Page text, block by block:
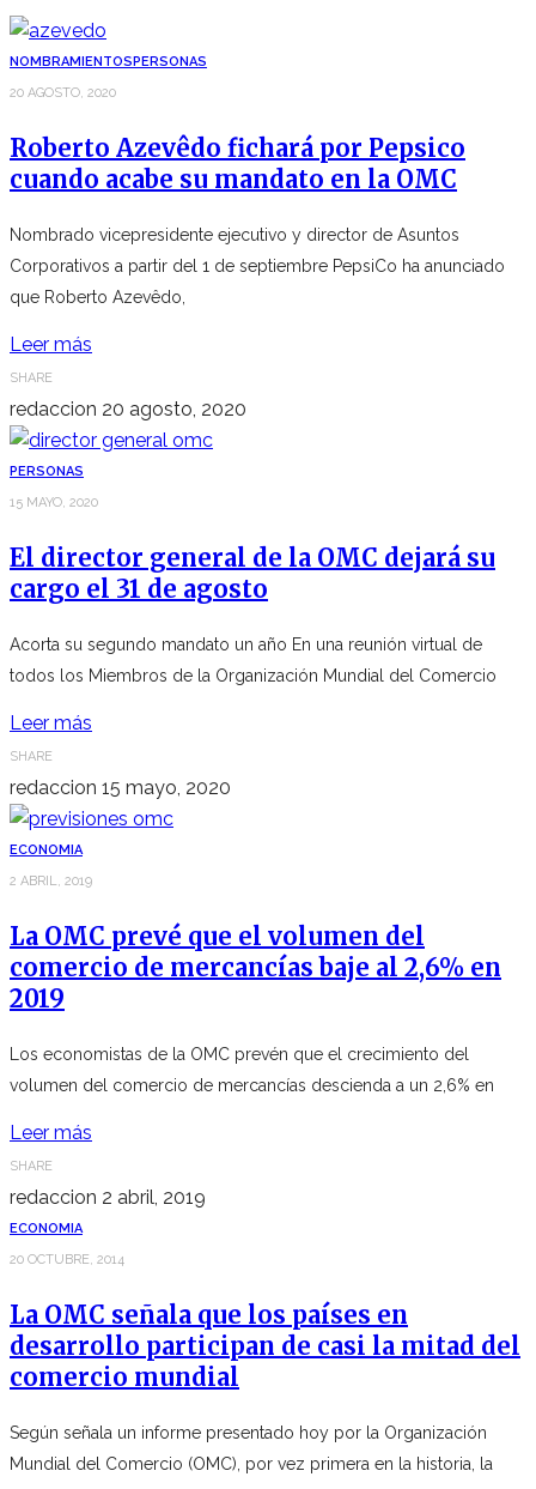
NOMBRAMIENTOSPERSONAS
20 AGOSTO, 2020
Roberto Azevêdo fichará por Pepsico
cuando acabe su mandato en la OMC
Nombrado vicepresidente ejecutivo y director de Asuntos
Corporativos a partir del 1 de septiembre PepsiCo ha anunciado
que Roberto Azevêdo,
Leer más
SHARE
redaccion 20 agosto, 2020
PERSONAS
15 MAYO, 2020
El director general de la OMC dejará su
cargo el 31 de agosto
Acorta su segundo mandato un año En una reunión virtual de
todos los Miembros de la Organización Mundial del Comercio
Leer más
SHARE
redaccion 15 mayo, 2020
ECONOMIA
2 ABRIL, 2019
La OMC prevé que el volumen del
comercio de mercancías baje al 2,6% en
2019
Los economistas de la OMC prevén que el crecimiento del
volumen del comercio de mercancías descienda a un 2,6% en
Leer más
SHARE
redaccion 2 abril, 2019
ECONOMIA
20 OCTUBRE, 2014
La OMC señala que los países en
desarrollo participan de casi la mitad del
comercio mundial
Según señala un informe presentado hoy por la Organización
Mundial del Comercio (OMC), por vez primera en la historia, la